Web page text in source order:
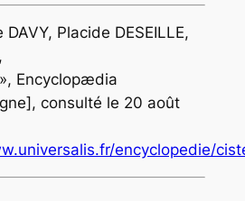
Placide DESEILLE,
Encyclopædia
consulté le 20 août
encyclopedie/